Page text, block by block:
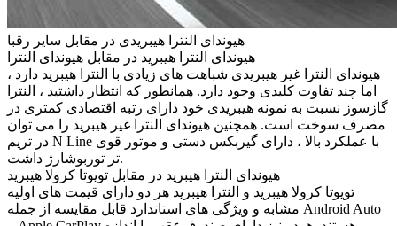
هیوندای النترا هیبریدی در مقابل سایر رقبا
هیوندای النترا هیبرید در مقابل هیوندای النترا
هیوندای النترا غیر هیبریدی شباهت های زیادی با النترا هیبرید دارد ،
اما چند تفاوت کلیدی وجود دارد. همانطور که انتظار داشتید ، النترا
گازسوز نسبت به نمونه هیبریدی خود دارای رتبه اقتصادی کمتری در
مصرف سوخت است. همچنین هیوندای النترا غیر هیبرید را می توان
در تریم N Line با عملکرد بالا ، دارای گیربکس دستی و موتور قوی
تر توربوشارژ داشت.
هیوندای النترا هیبرید در مقابل تویوتا کرولا هیبرید
تویوتا کرولا هیبرید و النترا هیبرید هر دو دارای قیمت های اولیه
مشابه و ویژگی های استاندارد قابل مقایسه از جمله Android Auto